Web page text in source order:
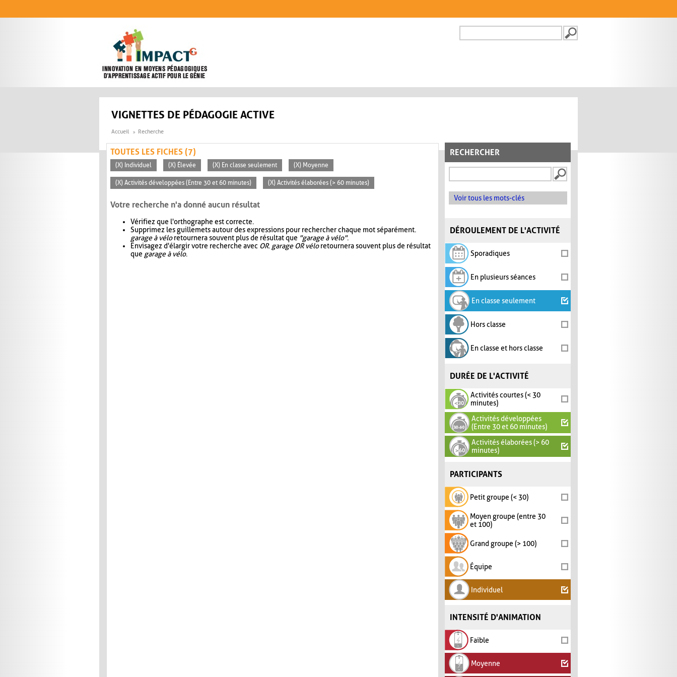
FORMULAIRE DE
VIGNETTES DE PÉDAGOGIE ACTIVE
Accueil Recherche
RECHERCHER
Voir tous les mots-clés
DÉROULEMENT DE L'ACTIVITÉ
Sporadiques
En plusieurs séances
En classe seulement
Hors classe
En classe et hors classe
DURÉE DE L'ACTIVITÉ
Activités courtes (< 30
minutes)
Activités développées
(Entre 30 et 60 minutes)
Activités élaborées (> 60
minutes)
PARTICIPANTS
Petit groupe (< 30)
Moyen groupe (entre 30
et 100)
Grand groupe (> 100)
Équipe
Individuel
INTENSITÉ D'ANIMATION
Faible
Moyenne
TOUTES LES FICHES (7)
(X) Individuel (X) Élevée (X) En classe seulement (X) Moyenne
(X) Activités développées (Entre 30 et 60 minutes) (X) Activités élaborées (> 60 minutes)
Votre recherche n'a donné aucun résultat
Vérifiez que l'orthographe est correcte.
Supprimez les guillemets autour des expressions pour rechercher chaque mot séparément.
garage à véloretournera souvent plus de résultat que "garage à vélo".
Envisagez d'élargir votre recherche avec OR. garage OR véloretournera souvent plus de résultat
que garage à vélo.